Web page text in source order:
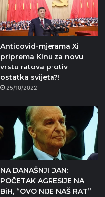
Anticovid-mjerama Xi
priprema Kinu za novu
vrstu ratova protiv
ostatka svijeta?!
25/10/2022
NA DANAŠNJI DAN:
POČETAK AGRESIJE NA
BiH, “OVO NIJE NAŠ RAT”